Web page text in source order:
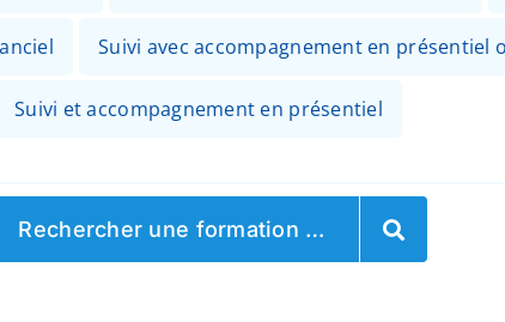
Suivi avec accompagnement en présentiel
Suivi et accompagnement en présentiel
Rechercher une formation …